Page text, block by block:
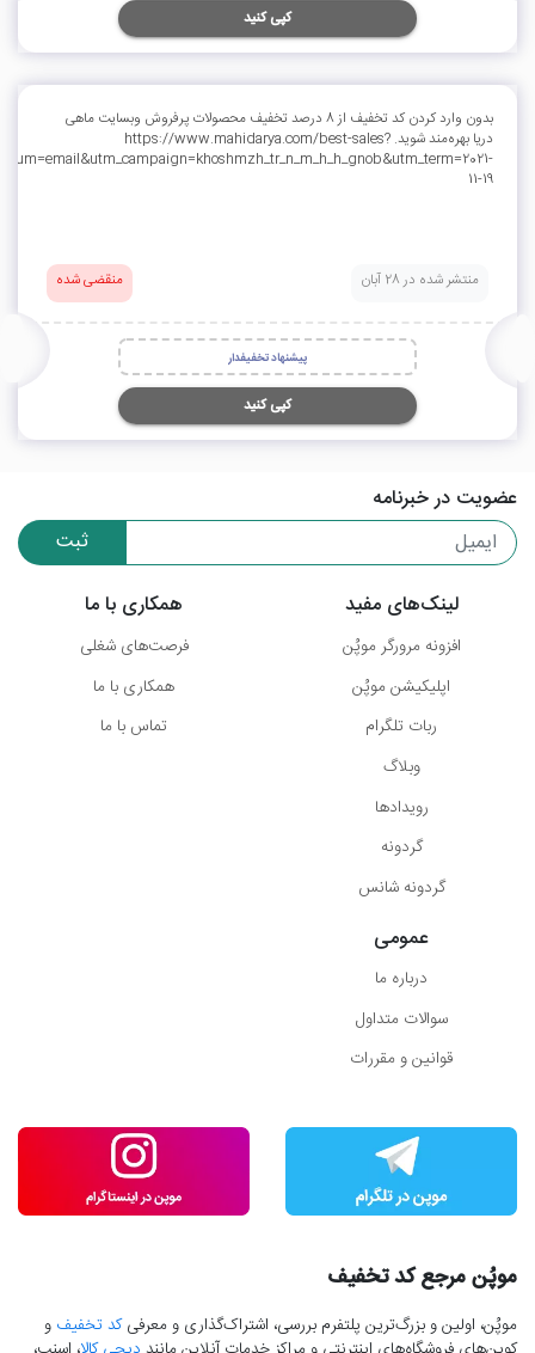
کپی کنید
بدون وارد کردن کد تخفیف از 8 درصد تخفیف محصولات پرفروش وبسایت ماهی
دریا بهره‌مند شوید. https://www.mahidarya.com/best-sales?
11-19
منتشر شده در 28 آبان منقضی شده
پیشنهاد تخفیفدار
کپی کنید
عضویت در خبرنامه
ثبت
لینک‌های مفید
افزونه مرورگر موپُن
اپلیکیشن موپُن
ربات تلگرام
وبلاگ
رویدادها
گردونه
گردونه شانس
همکاری با ما
فرصت‌های شغلی
همکاری با ما
تماس با ما
عمومی
درباره ما
سوالات متداول
قوانین و مقررات
موپُن مرجع کد تخفیف
موپُن، اولین و بزرگ‌ترین پلتفرم بررسی، اشتراک‌گذاری و معرفیکد تخفیف و